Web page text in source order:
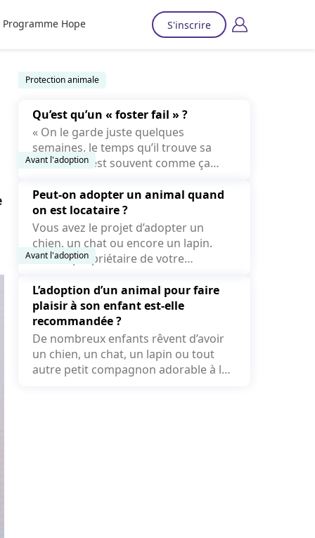
Programme Hope S'inscrire
Protection animale
Qu’est qu’un « foster fail » ?
« On le garde juste quelques
semaines, le temps qu’il trouve sa
famille. » C’est souvent comme ça
Avant l'adoption
Peut-on adopter un animal quand
on est locataire ?
Vous avez le projet d’adopter un
chien, un chat ou encore un lapin.
Mais le propriétaire de votre
Avant l'adoption
L’adoption d’un animal pour faire
plaisir à son enfant est-elle
recommandée ?
De nombreux enfants rêvent d’avoir
un chien, un chat, un lapin ou tout
autre petit compagnon adorable à la